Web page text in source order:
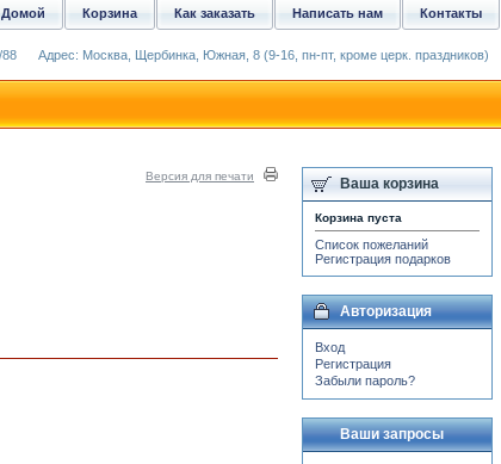
Версия для печати Ваша корзина
Корзина пуста
Список пожеланий
Регистрация подарков
Авторизация
Вход
Регистрация
Забыли пароль?
Ваши запросы
Контакты
Написать нам
Как заказать
Корзина
Домой
Адрес: Москва, Щербинка, Южная, 8 (9-16, пн-пт, кроме церк. праздников)